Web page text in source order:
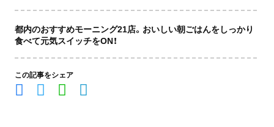
都内のおすすめモーニング21店。おいしい朝ごはんをしっかり
食べて元気スイッチをON！
この記事をシェア